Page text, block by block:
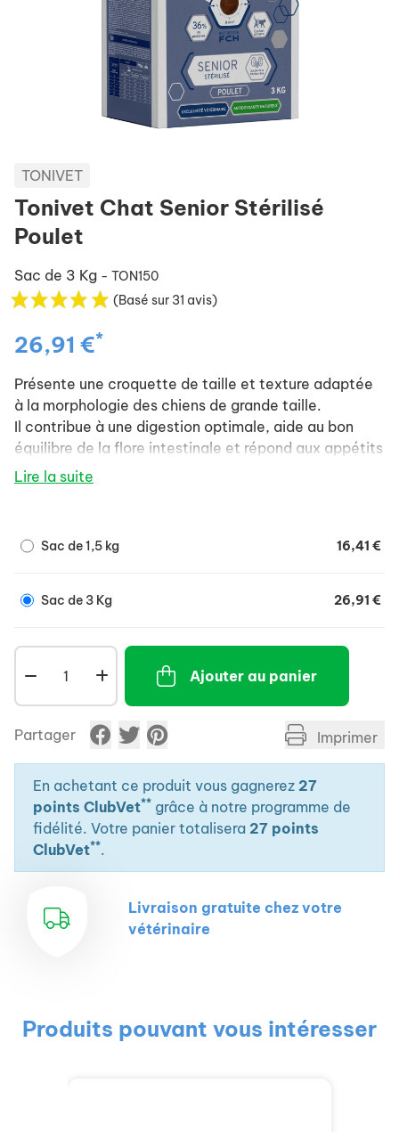
TONIVET
Tonivet Chat Senior Stérilisé
Poulet
Sac de 3 Kg - TON150
(Basé sur 31 avis)
26,91 €*
Présente une croquette de taille et texture adaptée
à la morphologie des chiens de grande taille.
Il contribue à une digestion optimale, aide au bon
équilibre de la flore intestinale et répond aux appétits
difficiles grâce à une excellente appétence.
Lire la suite
Sac de 1,5 kg 16,41 €
Sac de 3 Kg 26,91 €
Ajouter au panier
Partager Imprimer
En achetant ce produit vous gagnerez 27
points ClubVet** grâce à notre programme de
fidélité. Votre panier totalisera 27 points
ClubVet**.
Livraison gratuite chez votre
vétérinaire
Produits pouvant vous intéresser